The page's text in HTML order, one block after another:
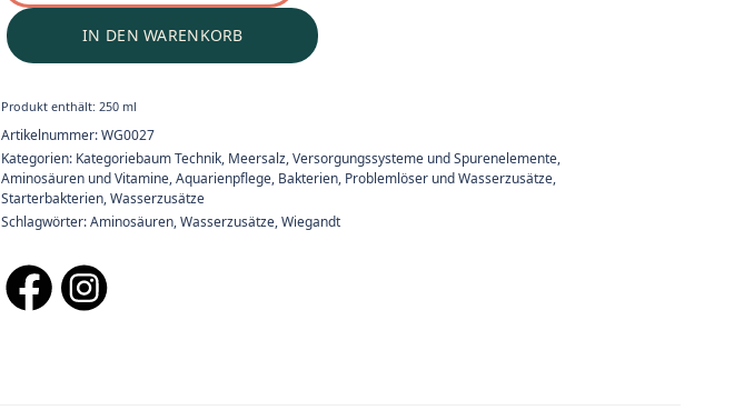
IN DEN WARENKORB
Produkt enthält: 250 ml
Artikelnummer:WG0027
Kategorien: Kategoriebaum Technik, Meersalz, Versorgungssysteme und Spurenelemente,
Aminosäuren und Vitamine,Aquarienpflege, Bakterien, Problemlöser und Wasserzusätze,
Starterbakterien, Wasserzusätze
Schlagwörter:Aminosäuren,Wasserzusätze,Wiegandt